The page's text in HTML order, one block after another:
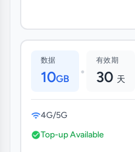
数据
10GB •
有效期
30 天
4G/5G
Top-up Available